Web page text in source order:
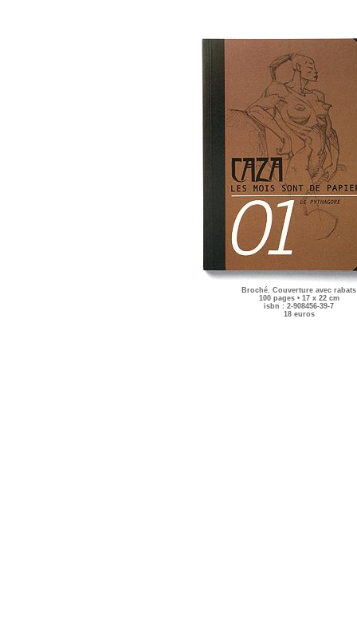
Broché. Couverture avec rabats
100 pages • 17 x 22 cm
isbn : 2-908456-39-7
18 euros